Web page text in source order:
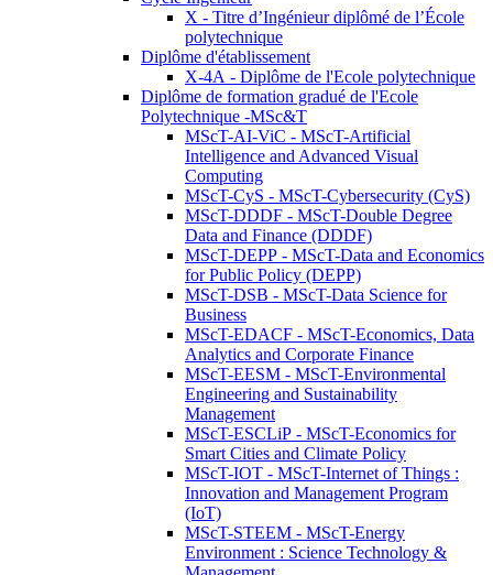
X - Titre d’Ingénieur diplômé de l’École
polytechnique
Diplôme d'établissement
X-4A - Diplôme de l'Ecole polytechnique
Diplôme de formation gradué de l'Ecole
Polytechnique -MSc&T
MScT-AI-ViC - MScT-Artificial
Intelligence and Advanced Visual
Computing
MScT-CyS - MScT-Cybersecurity (CyS)
MScT-DDDF - MScT-Double Degree
Data and Finance (DDDF)
MScT-DEPP - MScT-Data and Economics
for Public Policy (DEPP)
MScT-DSB - MScT-Data Science for
Business
MScT-EDACF - MScT-Economics, Data
Analytics and Corporate Finance
MScT-EESM - MScT-Environmental
Engineering and Sustainability
Management
MScT-ESCLiP - MScT-Economics for
Smart Cities and Climate Policy
MScT-IOT - MScT-Internet of Things :
Innovation and Management Program
(IoT)
MScT-STEEM - MScT-Energy
Environment : Science Technology &